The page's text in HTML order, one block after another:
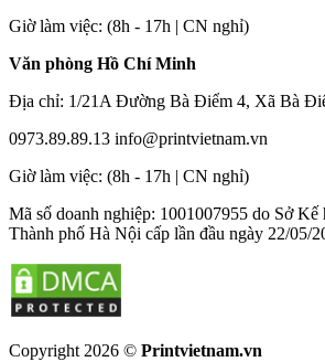
​Giờ làm việc: (8h - 17h | CN nghỉ)
Văn phòng Hồ Chí Minh
Địa chỉ: 1/21A Đường Bà Điểm 4, Xã Bà
0973.89.89.13 info@printvietnam.vn
​Giờ làm việc: (8h - 17h | CN nghỉ)
Mã số doanh nghiệp: 1001007955 do Sở
Thành phố Hà Nội cấp lần đầu ngày 22/05/
Copyright 2026 © Printvietnam.vn